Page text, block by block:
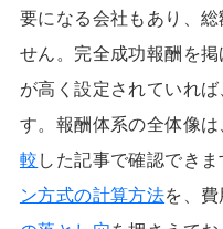
要になる会社もあり、
せん。完全成功報酬を
が高く設定されていれ
す。報酬体系の全体像は
較 した記事で確認でき
ン方式の計算方法を、